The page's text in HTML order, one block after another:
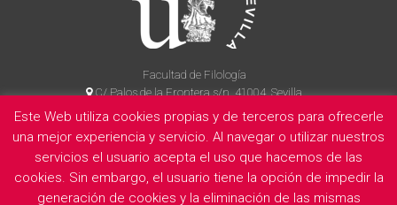
Facultad de Filología
C/ Palos de la Frontera s/n, 41004, Sevilla
954 55 14 90
La Facultad Información legal Politica de privacidad Cookies
Este Web utiliza cookies propias y de terceros para ofrecerle
una mejor experiencia y servicio. Al navegar o utilizar nuestros
servicios el usuario acepta el uso que hacemos de las
cookies. Sin embargo, el usuario tiene la opción de impedir la
generación de cookies y la eliminación de las mismas